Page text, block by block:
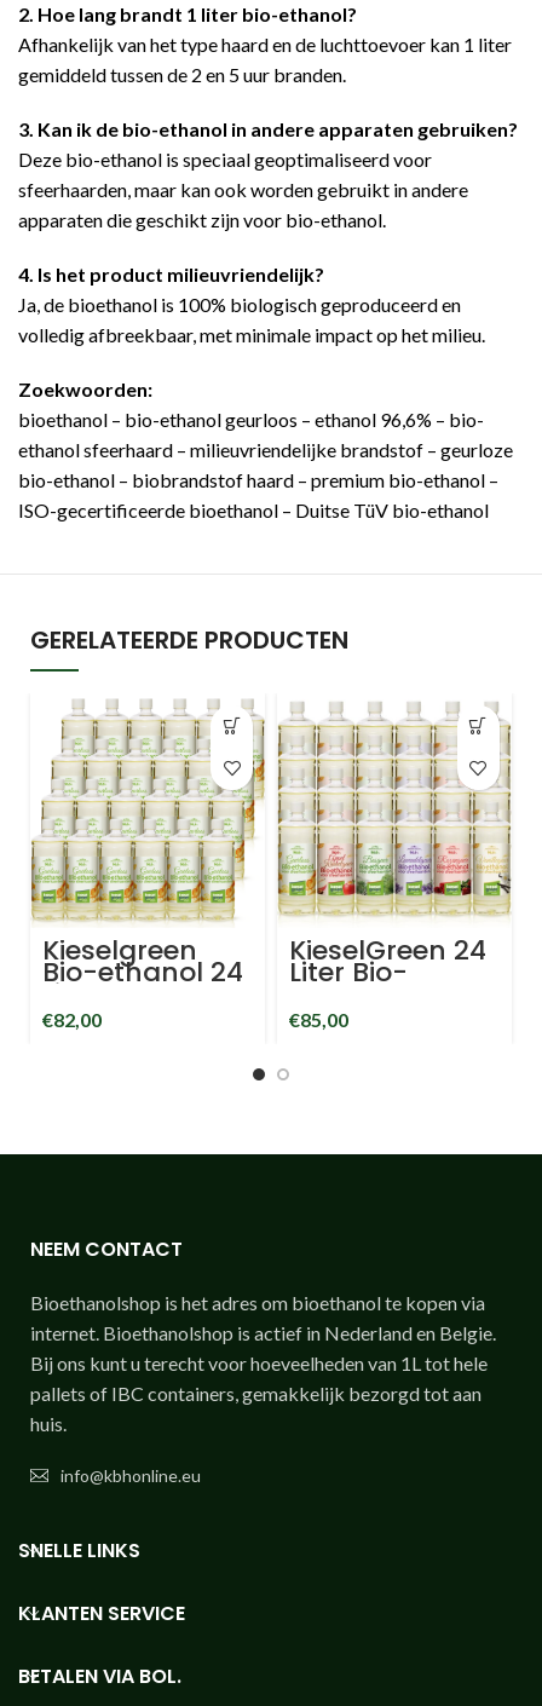
2. Hoe lang brandt 1 liter bio-ethanol?
Afhankelijk van het type haard en de luchttoevoer kan 1 liter
gemiddeld tussen de 2 en 5 uur branden.
3. Kan ik de bio-ethanol in andere apparaten gebruiken?
Deze bio-ethanol is speciaal geoptimaliseerd voor
sfeerhaarden, maar kan ook worden gebruikt in andere
apparaten die geschikt zijn voor bio-ethanol.
4. Is het product milieuvriendelijk?
Ja, de bioethanol is 100% biologisch geproduceerd en
volledig afbreekbaar, met minimale impact op het milieu.
Zoekwoorden:
bioethanol – bio-ethanol geurloos – ethanol 96,6% – bio-
ethanol sfeerhaard – milieuvriendelijke brandstof – geurloze
bio-ethanol – biobrandstof haard – premium bio-ethanol –
ISO-gecertificeerde bioethanol – Duitse TüV bio-ethanol
GERELATEERDE PRODUCTEN
Kieselgreen
Bio-ethanol 24
Liter 96,6%
biobrandstof in
literfles
€82,00
KieselGreen 24
Liter Bio-
Ethanol Aroma
mix
(Appel/Kaneel,
96.6%
€85,00
NEEM CONTACT
Bioethanolshop is het adres om bioethanol te kopen via
internet. Bioethanolshop is actief in Nederland en Belgie.
Bij ons kunt u terecht voor hoeveelheden van 1L tot hele
pallets of IBC containers, gemakkelijk bezorgd tot aan
huis.
info@kbhonline.eu
SNELLE LINKS
KLANTEN SERVICE
BETALEN VIA BOL.